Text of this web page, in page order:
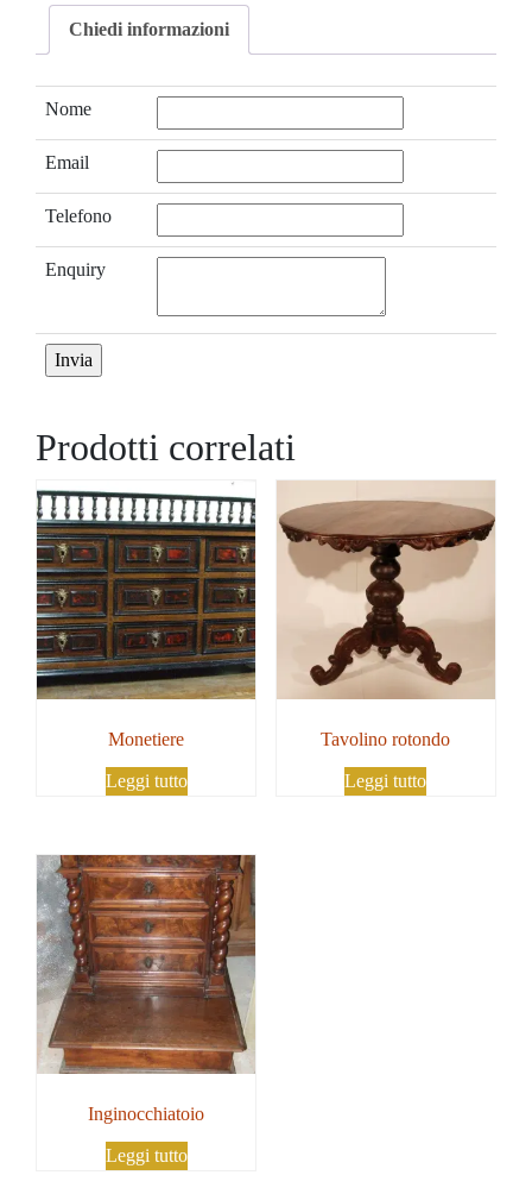
Chiedi informazioni
Nome
Email
Telefono
Enquiry
Prodotti correlati
Monetiere
Leggi tutto
Tavolino rotondo
Leggi tutto
Inginocchiatoio
Leggi tutto